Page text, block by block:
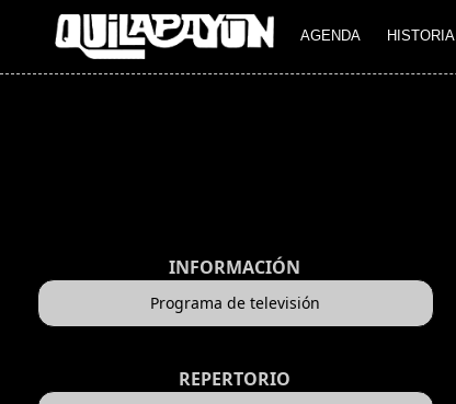
AGENDA HISTORIA
INFORMACIÓN
Programa de televisión
REPERTORIO